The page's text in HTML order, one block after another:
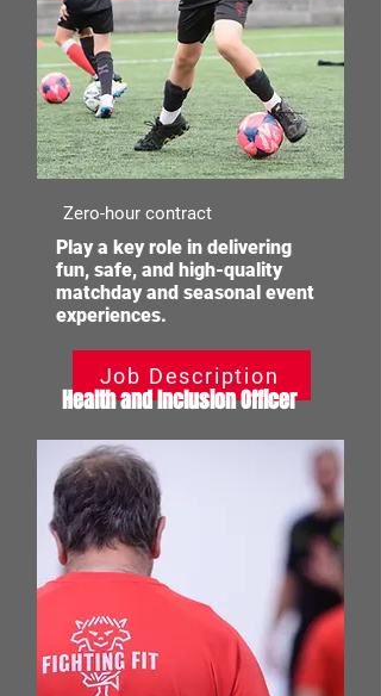
Zero-hour contract
Play a key role in delivering
fun, safe, and high-quality
matchday and seasonal event
experiences.
Job Description
Health and Inclusion Officer